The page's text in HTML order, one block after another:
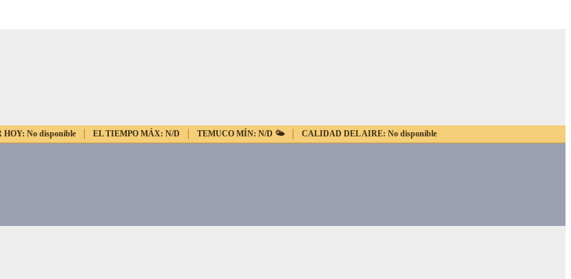
HOY: No disponible EL TIEMPO MÁX: N/D TEMUCO MÍN: N/D 🌤️ CALIDAD DEL AIRE: No disponible